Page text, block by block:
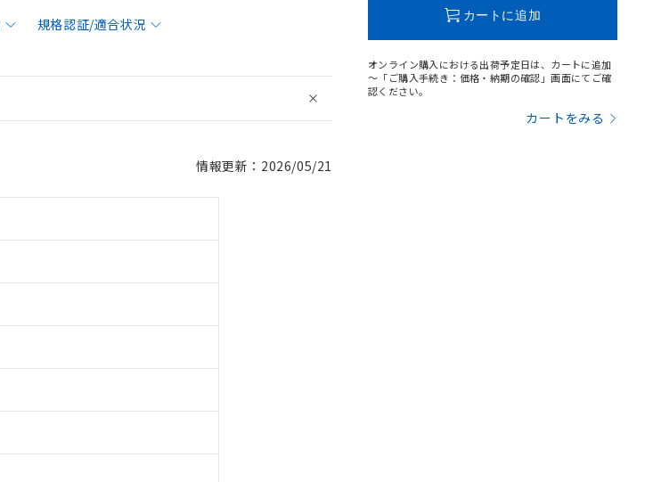
規格認証/適合状況
情報更新：2026/05/21
カートに追加
オンライン購入における出荷予定日は、カートに追加
～「ご購入手続き：価格・納期の確認」画面にてご確
認ください。
カートをみる